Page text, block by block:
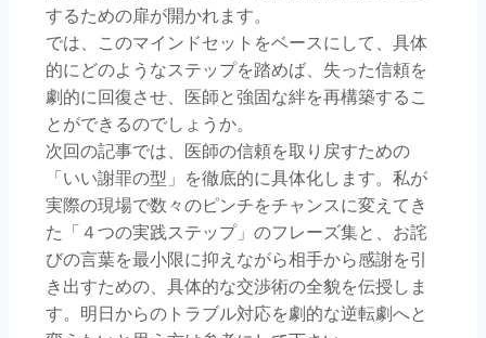
するための扉が開かれます。
では、このマインドセットをベースにして、具体
的にどのようなステップを踏めば、失った信頼を
劇的に回復させ、医師と強固な絆を再構築するこ
とができるのでしょうか。
次回の記事では、医師の信頼を取り戻すための
「いい謝罪の型」を徹底的に具体化します。私が
実際の現場で数々のピンチをチャンスに変えてき
た「４つの実践ステップ」のフレーズ集と、お詫
びの言葉を最小限に抑えながら相手から感謝を引
き出すための、具体的な交渉術の全貌を伝授しま
す。明日からのトラブル対応を劇的な逆転劇へと